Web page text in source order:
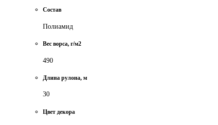
Состав
Полиамид
Вес ворса, г/м2
490
Длина рулона, м
30
Цвет декора